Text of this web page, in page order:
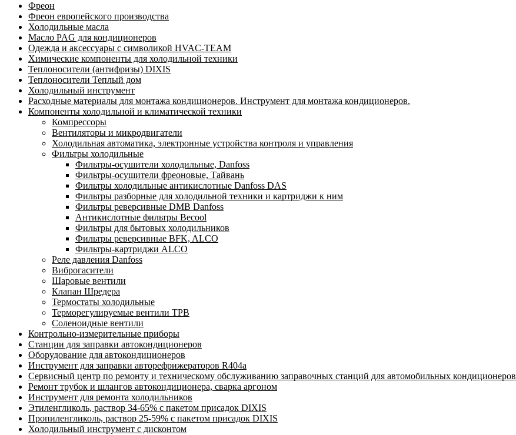
Фреон
Фреон европейского производства
Холодильные масла
Масло PAG для кондиционеров
Одежда и аксессуары с символикой HVAC-TEAM
Химические компоненты для холодильной техники
Теплоносители (антифризы) DIXIS
Теплоносители Теплый дом
Холодильный инструмент
Расходные материалы для монтажа кондиционеров. Инструмент для монтажа кондиционеров.
Компоненты холодильной и климатической техники
Компрессоры
Вентиляторы и микродвигатели
Холодильная автоматика, электронные устройства контроля и управления
Фильтры холодильные
Фильтры-осушители холодильные, Danfoss
Фильтры-осушители фреоновые, Тайвань
Фильтры холодильные антикислотные Danfoss DAS
Фильтры разборные для холодильной техники и картриджи к ним
Фильтры реверсивные DMB Danfoss
Антикислотные фильтры Becool
Фильтры для бытовых холодильников
Фильтры реверсивные BFK, ALCO
Фильтры-картриджи ALCO
Реле давления Danfoss
Виброгасители
Шаровые вентили
Клапан Шредера
Термостаты холодильные
Терморегулируемые вентили ТРВ
Соленоидные вентили
Контрольно-измерительные приборы
Станции для заправки автокондиционеров
Оборудование для автокондиционеров
Инструмент для заправки авторефрижераторов R404a
Сервисный центр по ремонту и техническому обслуживанию заправочных станций для автомобильных кондиционеров
Ремонт трубок и шлангов автокондиционера, сварка аргоном
Инструмент для ремонта холодильников
Этиленгликоль, раствор 34-65% с пакетом присадок DIXIS
Пропиленгликоль, раствор 25-59% с пакетом присадок DIXIS
Холодильный инструмент с дисконтом